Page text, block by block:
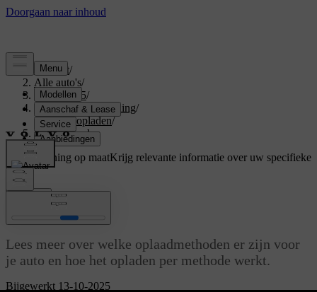
Support/
Alle auto's/
EX40 2025/
Gebruikershandleiding/
Je auto opladen/
Laadmethoden
Ondersteuning op maatKrijg relevante informatie over uw specifieke
auto.
Bijgewerkt 13-10-2025
Laadmethoden
Lees meer over welke oplaadmethoden er zijn voor
je auto en hoe het opladen per methode werkt.